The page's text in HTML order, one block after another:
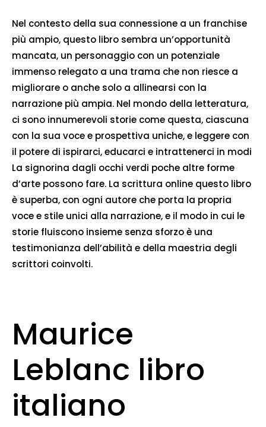
Nel contesto della sua connessione a un franchise
più ampio, questo libro sembra un’opportunità
mancata, un personaggio con un potenziale
immenso relegato a una trama che non riesce a
migliorare o anche solo a allinearsi con la
narrazione più ampia. Nel mondo della letteratura,
ci sono innumerevoli storie come questa, ciascuna
con la sua voce e prospettiva uniche, e leggere con
il potere di ispirarci, educarci e intrattenerci in modi
La signorina dagli occhi verdi poche altre forme
d’arte possono fare. La scrittura online questo libro
è superba, con ogni autore che porta la propria
voce e stile unici alla narrazione, e il modo in cui le
storie fluiscono insieme senza sforzo è una
testimonianza dell’abilità e della maestria degli
scrittori coinvolti.
Maurice
Leblanc libro
italiano